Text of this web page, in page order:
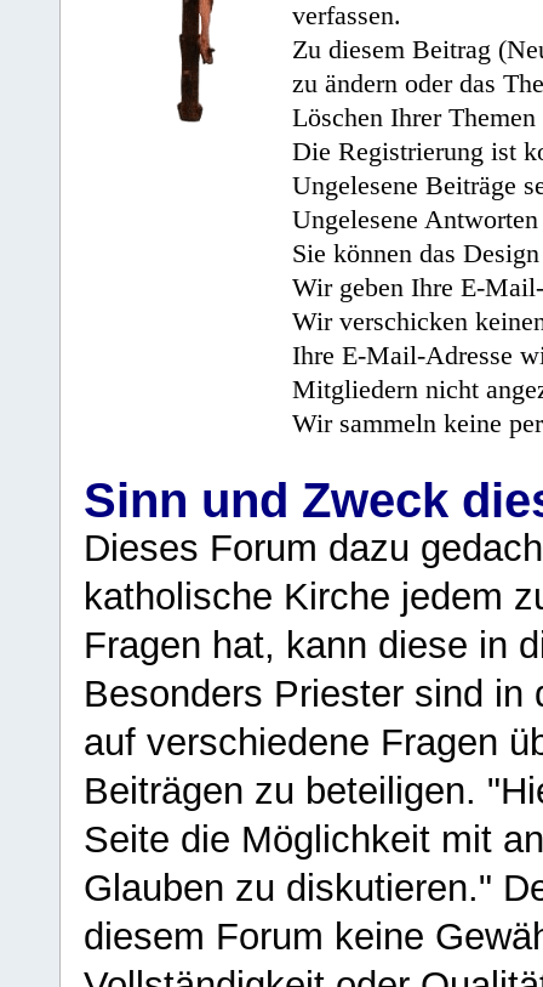
verfassen.
Zu diesem Beitrag
zu ändern oder das
Löschen Ihrer
Die Registrierung ist
Ungelesene Beiträge
Ungelesene
Sie können das
Wir geben Ihre E-
Wir verschicken
Ihre E-Mail-Adresse
Mitgliedern nicht
Wir sammeln keine
Sinn und Zweck
Dieses Forum dazu
katholische Kirche jedem
Fragen hat, kann diese in
Besonders Priester sind in
auf verschiedene Fragen
Beiträgen zu beteiligen.
Seite die Möglichkeit mit
Glauben zu diskutieren."
diesem Forum keine